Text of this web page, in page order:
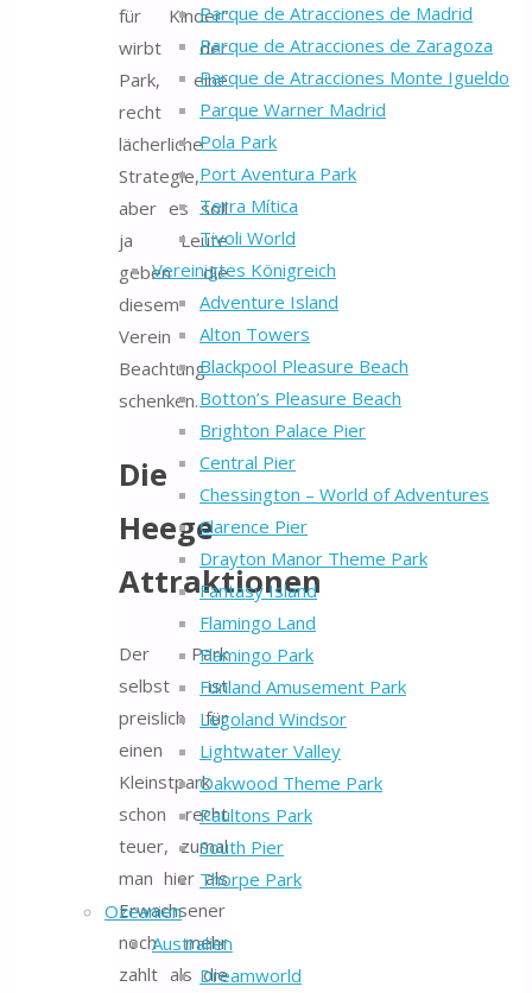
Parque de Atracciones de Madrid
Parque de Atracciones de Zaragoza
Parque de Atracciones Monte Igueldo
Parque Warner Madrid
Pola Park
Port Aventura Park
Terra Mítica
Tivoli World
Vereinigtes Königreich
Adventure Island
Alton Towers
Blackpool Pleasure Beach
Botton’s Pleasure Beach
Brighton Palace Pier
Central Pier
Chessington – World of Adventures
Clarence Pier
Drayton Manor Theme Park
Fantasy Island
Flamingo Land
Flamingo Park
Funland Amusement Park
Legoland Windsor
Lightwater Valley
Oakwood Theme Park
Paultons Park
South Pier
Thorpe Park
Ozeanien
Australien
Dreamworld
für Kinder“
wirbt der
Park, eine
recht
lächerliche
Strategie,
aber es soll
ja Leute
geben die
diesem
Verein
Beachtung
schenken.
Die
Heege
Attraktionen
Der Park
selbst ist
preislich für
einen
Kleinstpark
schon recht
teuer, zumal
man hier als
Erwachsener
noch mehr
zahlt als die